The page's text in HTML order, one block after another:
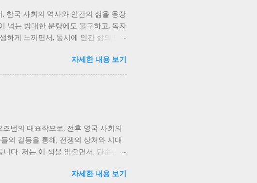
한국 사회의 역사와 인간의 삶을 웅장
넘는 방대한 분량에도 불구하고, 독자
게 느끼면서, 동시에 인간 삶의 덧
아온 한국인들의 삶의 축소판과 같습
꿋하게 자신의 삶을 지켜나가려는 의
격렬하게 흘러갑니다. 저는 서희의
그럼에도 불구하고 인간이 지닌 생
성과 사연을 가지고 있습니다. 그들
물려 더욱 복잡하고 애절하게 그려집
는 사랑과 이별, 그리고 희생의 의미
희망을 잃지 않고 미래를 향해 나
자세한 내용 보기
번의 대표작으로, 전후 영국 사회의
의 갈등을 통해, 전쟁의 상처와 시대
다. 저는 이 책을 읽으면서, 단순한
리고, 끊임없는 자기혐오와 불안에 시
자세한 내용 보기